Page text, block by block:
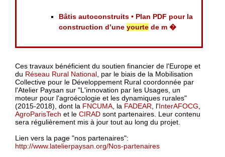
Bâtis autoconstruits • Plan PDF pour la
construction d’uneyourte de m �
Ces travaux bénéficient du soutien financier de l'Europe et
du Réseau Rural National, par le biais de la Mobilisation
Collective pour le Développement Rural coordonnée par
l'Atelier Paysan sur "L'innovation par les Usages, un
moteur pour l'agroécologie et les dynamiques rurales"
(2015-2018), dont la FNCUMA, la FADEAR, l'InterAFOCG,
AgroParisTech et le CIRAD sont partenaires. Leur contenu
sera régulièrement mis à jour tout au long du projet.
Lien vers la page "nos partenaires":
http://www.latelierpaysan.org/Nos-partenaires